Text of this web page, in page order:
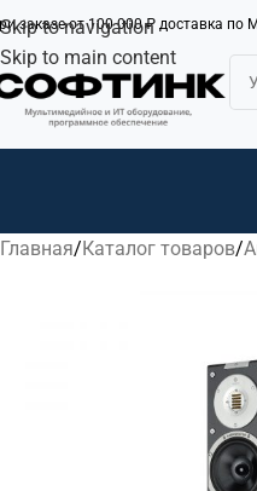
Skip to navigation
Skip to main content
заказе от 100 000 ₽ доставка по
Главная Каталог товаров